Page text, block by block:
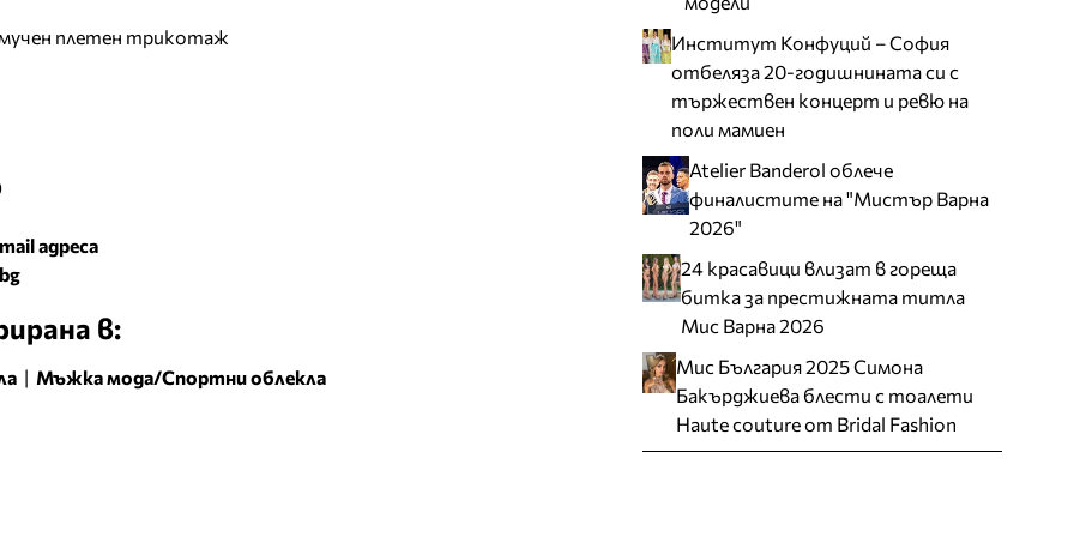
плетен трикотаж
адреса
в:
| Мъжка мода/Спортни облекла
Институт Конфуций – София
отбеляза 20-годишнината си с
тържествен концерт и ревю на
поли мамиен
Atelier Banderol облече
финалистите на "Мистър Варна
2026"
24 красавици влизат в гореща
битка за престижната титла
Мис Варна 2026
Мис България 2025 Симона
Бакърджиева блести с тоалети
Haute couture от Bridal Fashion